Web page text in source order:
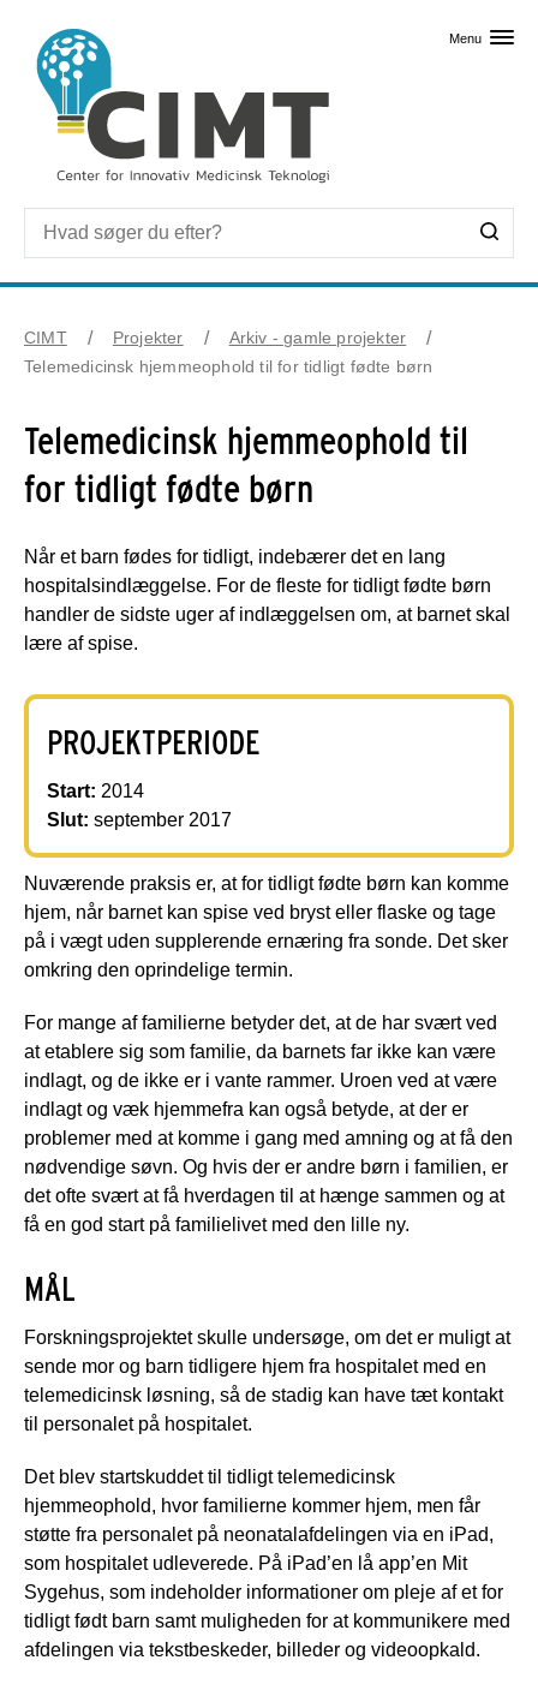
Menu
CIMT Projekter
Arkiv - gamle projekter
Telemedicinsk hjemmeophold til for tidligt fødte børn
Telemedicinsk hjemmeophold til
for tidligt fødte børn
Når et barn fødes for tidligt, indebærer det en lang
hospitalsindlæggelse. For de fleste for tidligt fødte børn
handler de sidste uger af indlæggelsen om, at barnet skal
lære af spise.
PROJEKTPERIODE
Start: 2014
Slut: september 2017
Nuværende praksis er, at for tidligt fødte børn kan komme
hjem, når barnet kan spise ved bryst eller flaske og tage
på i vægt uden supplerende ernæring fra sonde. Det sker
omkring den oprindelige termin.
For mange af familierne betyder det, at de har svært ved
at etablere sig som familie, da barnets far ikke kan være
indlagt, og de ikke er i vante rammer. Uroen ved at være
indlagt og væk hjemmefra kan også betyde, at der er
problemer med at komme i gang med amning og at få den
nødvendige søvn. Og hvis der er andre børn i familien, er
det ofte svært at få hverdagen til at hænge sammen og at
få en god start på familielivet med den lille ny.
MÅL
Forskningsprojektet skulle undersøge, om det er muligt at
sende mor og barn tidligere hjem fra hospitalet med en
telemedicinsk løsning, så de stadig kan have tæt kontakt
til personalet på hospitalet.
Det blev startskuddet til tidligt telemedicinsk
hjemmeophold, hvor familierne kommer hjem, men får
støtte fra personalet på neonatalafdelingen via en iPad,
som hospitalet udleverede. På iPad’en lå app’en Mit
Sygehus, som indeholder informationer om pleje af et for
tidligt født barn samt muligheden for at kommunikere med
afdelingen via tekstbeskeder, billeder og videoopkald.